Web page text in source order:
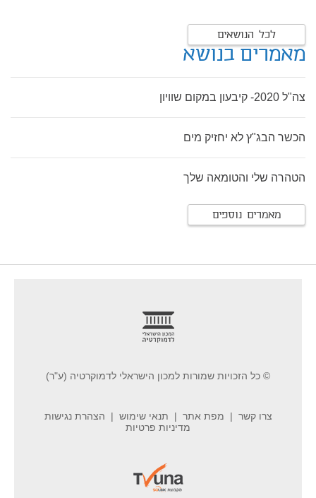
לכל הנושאים
מאמרים בנושא
צה"ל 2020- קיבעון במקום שוויון
הכשר הבג"ץ לא יחזיק מים
הטהרה שלי והטומאה שלך
מאמרים נוספים
© כל הזכויות שמורות למכון הישראלי לדמוקרטיה (ע"ר)
צרו קשר מפת אתר תנאי שימוש
הצהרת נגישות
מדיניות פרטיות